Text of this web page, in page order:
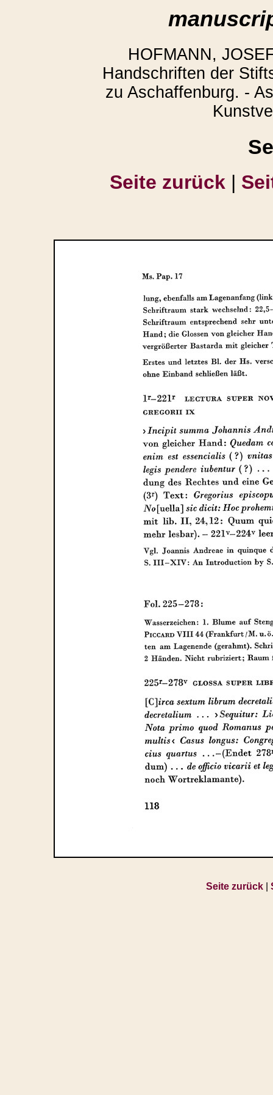
HOFMANN,
Handschriften der
zu Aschaffenburg. -
Seite zurück |
Seite zurück|